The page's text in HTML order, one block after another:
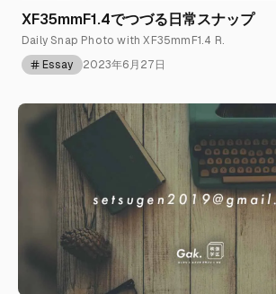
XF35mmF1.4でつづる日常スナップ
Daily Snap Photo with XF35mmF1.4 R.
Essay
2023年6月27日